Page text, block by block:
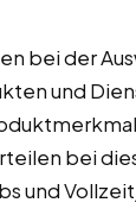
bei der
und
bei
und